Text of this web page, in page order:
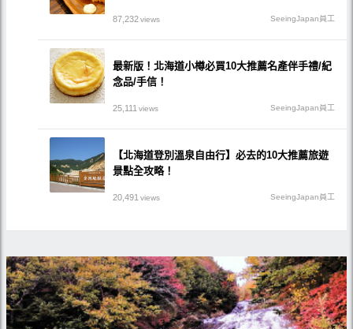
87,232views SeeingJapan員工
最新版！北海道小樽必買10大推薦名產伴手禮/紀
念品/手信！
25,111 views SeeingJapan員工
【北海道登別溫泉自由行】必去的10大推薦旅遊
景點全攻略！
20,491 views SeeingJapan員工